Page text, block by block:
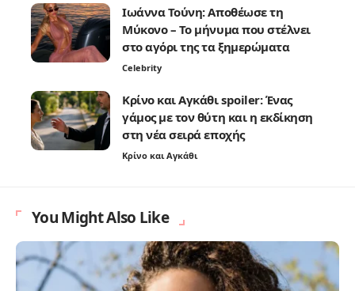
Ιωάννα Τούνη: Αποθέωσε τη
Μύκονο – Το μήνυμα που στέλνει
στο αγόρι της τα ξημερώματα
Celebrity
Κρίνο και Αγκάθι spoiler: Ένας
γάμος με τον θύτη και η εκδίκηση
στη νέα σειρά εποχής
Κρίνο και Αγκάθι
You Might Also Like